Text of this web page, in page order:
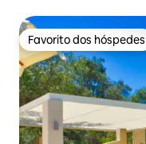
Favorito dos hóspedes
Favorito dos hóspedes